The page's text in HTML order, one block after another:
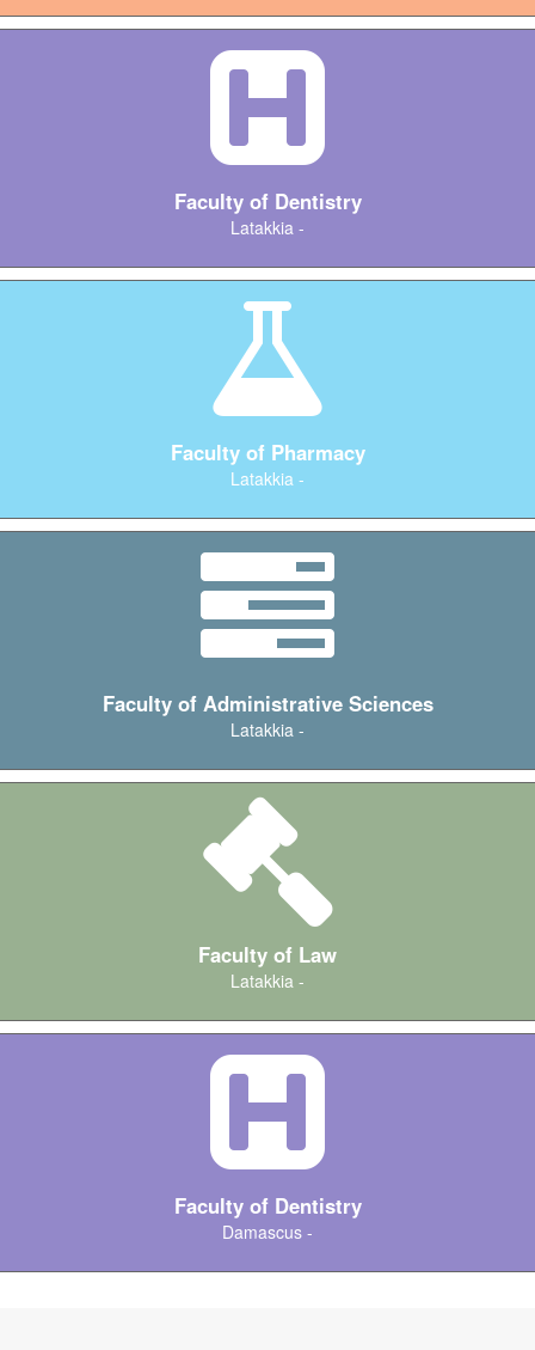
Faculty of Dentistry
Latakkia -
Faculty of Pharmacy
Latakkia -
Faculty of Administrative Sciences
Latakkia -
Faculty of Law
Latakkia -
Faculty of Dentistry
Damascus -
كليات Medicine